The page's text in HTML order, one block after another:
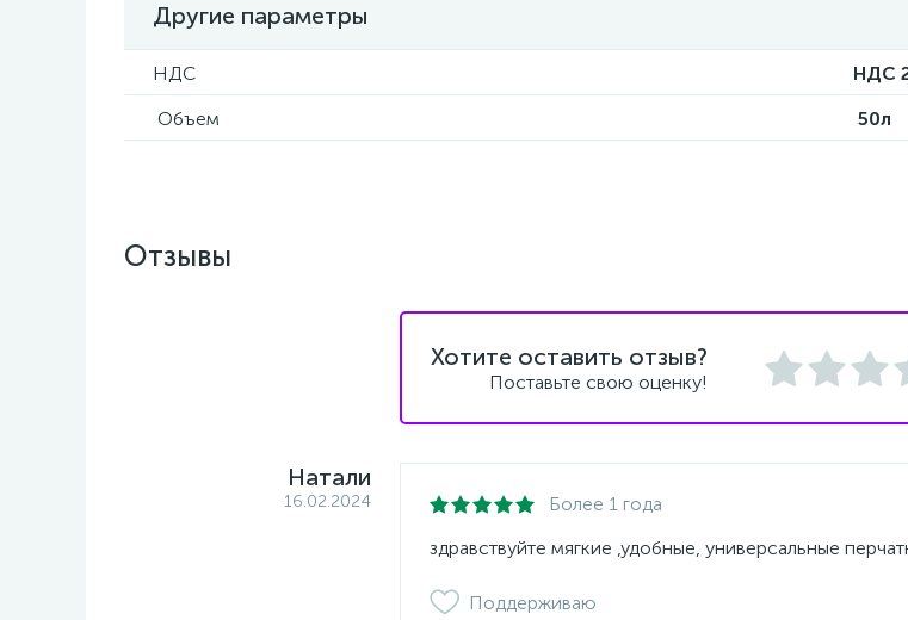
Другие параметры
НДС
НДС
Объем
50л
Отзывы
Хотите оставить отзыв?
Поставьте свою оценку!
Натали
16.02.2024 Более 1 года
здравствуйте мягкие ,удобные, универсальные
Поддерживаю